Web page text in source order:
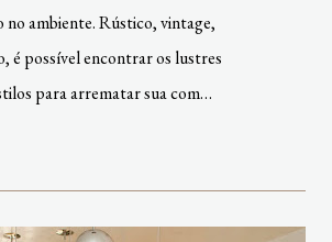
ambiente. Rústico, vintage,
é possível encontrar os lustres
para arrematar sua com…